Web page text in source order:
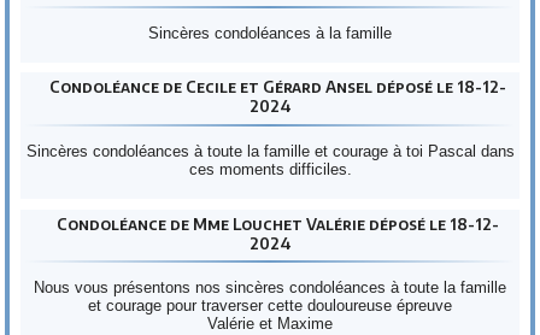
Sincères condoléances à la famille
Condoléance de Cecile et Gérard Ansel déposé le 18-12-
2024
Sincères condoléances à toute la famille et courage à toi Pascal dans
ces moments difficiles.
Condoléance de Mme Louchet Valérie déposé le 18-12-
2024
Nous vous présentons nos sincères condoléances à toute la famille
et courage pour traverser cette douloureuse épreuve
Valérie et Maxime